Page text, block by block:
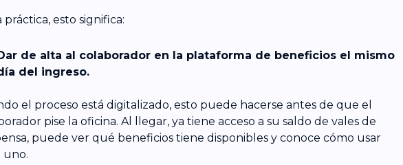
práctica, esto significa:
de alta al colaborador en la plataforma de beneficios el mismo
del ingreso.
el proceso está digitalizado, esto puede hacerse antes de que el
pise la oficina. Al llegar, ya tiene acceso a su saldo de vales de
puede ver qué beneficios tiene disponibles y conoce cómo usar
uno.